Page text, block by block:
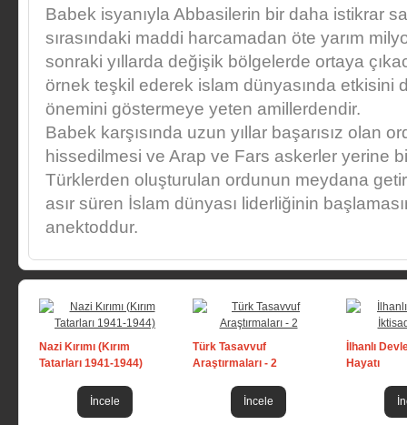
Babek isyanıyla Abbasilerin bir daha istikrar
sırasındaki maddi harcamadan öte yarım
sonraki yıllarda değişik bölgelerde ortaya
örnek teşkil ederek islam dünyasında etkisini
önemini göstermeye yeten amillerdendir.
Babek karşısında uzun yıllar başarısız olan
hissedilmesi ve Arap ve Fars askerler yerine
Türklerden oluşturulan ordunun meydana
asır süren İslam dünyası liderliğinin
anektoddur.
Nazi Kırımı (Kırım
Tatarları 1941-1944)
İncele
Türk Tasavvuf
Araştırmaları - 2
İncele
İlhanlı
Hayatı